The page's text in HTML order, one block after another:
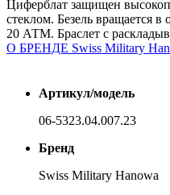
Циферблат защищен
стеклом. Безель вращается
20 АТМ. Браслет с
О БРЕНДЕ Swiss Military
Артикул/модель
06-5323.04.007.23
Бренд
Swiss Military Hanowa